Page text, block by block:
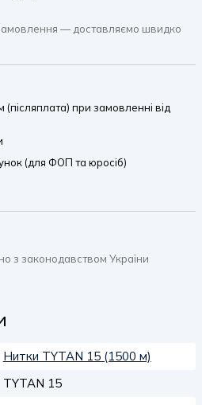
— доставляємо швидко
при замовленні від
(для ФОП та юросіб)
з законодавством України
Нитки TYTAN 15 (1500 м)
TYTAN 15